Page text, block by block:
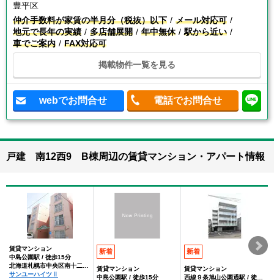
豊平区
仲介手数料が家賃の半月分（税抜）以下
メール対応可
地元で長年の実績
多店舗展開 年中無休
駅から近い
車でご案内
FAX対応可
掲載物件一覧を見る
webでお問合せ 電話でお問合せ
戸建 南12西9 B棟周辺の賃貸マンション・アパート情報
賃貸マンション
中島公園駅 / 徒歩15分
北海道札幌市中央区南十二条西９丁目
サンユーハイツⅡ
新着
賃貸マンション
中島公園駅 / 徒歩15分
新着
賃貸マンション
西線９条旭山公園通駅 / 徒歩9分